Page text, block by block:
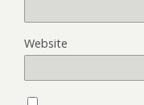
Website